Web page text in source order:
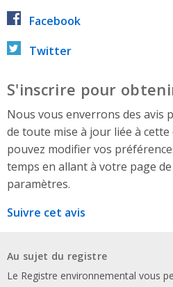
Facebook
Twitter
S'inscrire pour
Nous vous enverrons des avis
de toute mise à jour liée à
pouvez modifier vos
temps en allant à votre page
paramètres.
Suivre cet avis
Au sujet du registre
Le Registre environnemental vous